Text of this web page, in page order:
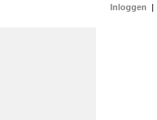
Inloggen |